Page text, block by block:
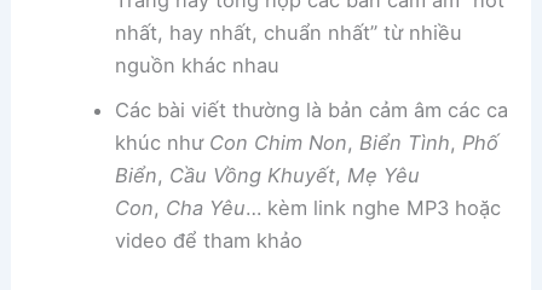
nhất, hay nhất, chuẩn nhất” từ nhiều
nguồn khác nhau
Các bài viết thường là bản cảm âm các ca
khúc như Con Chim Non, Biển Tình, Phố
Biển, Cầu Vồng Khuyết, Mẹ Yêu
Con, Cha Yêu… kèm link nghe MP3 hoặc
video để tham khảo